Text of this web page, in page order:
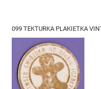
099 TEKTURKA PLAKIETKA